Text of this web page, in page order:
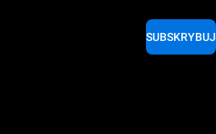
SUBSKRYBUJ